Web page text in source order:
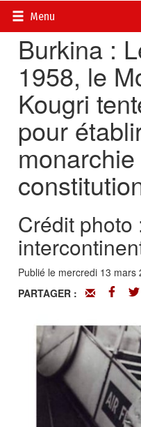
Menu
Accueil> La
Burkina :
1958, le
Kougri
pour
monarchie
Crédit photo
Publié le mercredi 13 mars
PARTAGER :